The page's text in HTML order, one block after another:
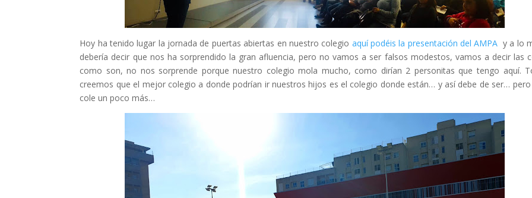
Hoy ha tenido lugar la jornada de puertas abiertas en nuestro colegio aquí podéis la presentación del AMPA y a lo
debería decir que nos ha sorprendido la gran afluencia, pero no vamos a ser falsos modestos, vamos a decir las
como son, no nos sorprende porque nuestro colegio mola mucho, como dirían 2 personitas que tengo aquí.
creemos que el mejor colegio a donde podrían ir nuestros hijos es el colegio donde están… y así debe de ser…
cole un poco más…